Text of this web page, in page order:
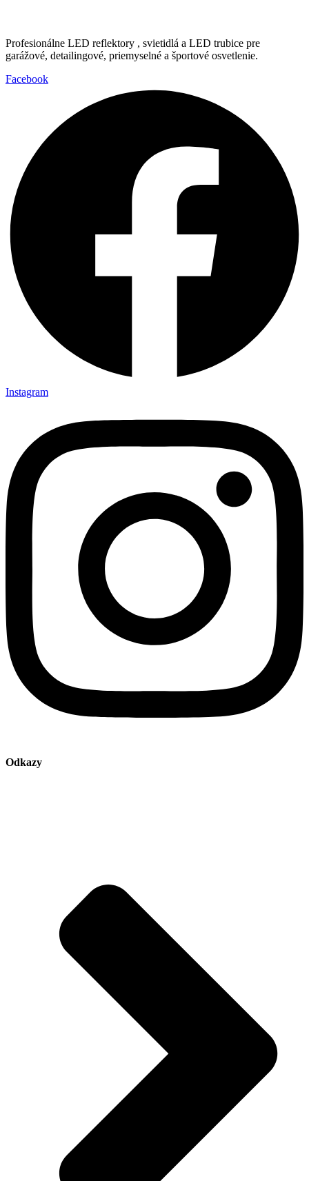
Profesionálne LED reflektory , svietidlá a LED trubice pre
garážové, detailingové, priemyselné a športové osvetlenie.
Facebook
Instagram
Odkazy